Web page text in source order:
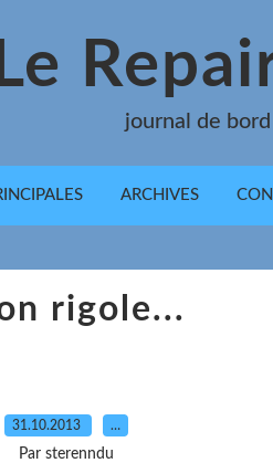
Le
journal de
ARCHIVES
rigole...
31.10.2013 …
Par sterenndu